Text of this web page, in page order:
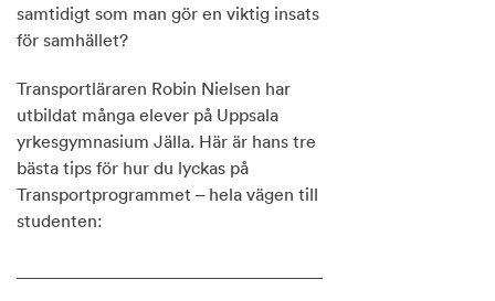
samtidigt som man gör en viktig insats
för samhället?
Transportläraren Robin Nielsen har
utbildat många elever på Uppsala
yrkesgymnasium Jälla. Här är hans tre
bästa tips för hur du lyckas på
Transportprogrammet – hela vägen till
studenten: